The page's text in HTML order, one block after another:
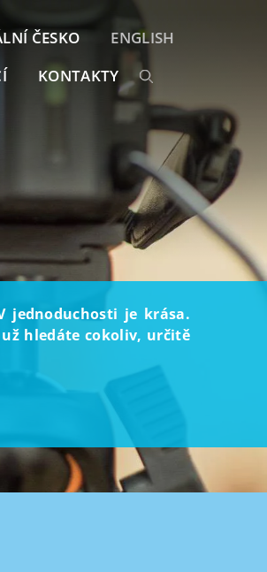
KONTAKTY
ČESKO ENGLISH
jednoduchosti je krása.
hledáte cokoliv, určitě